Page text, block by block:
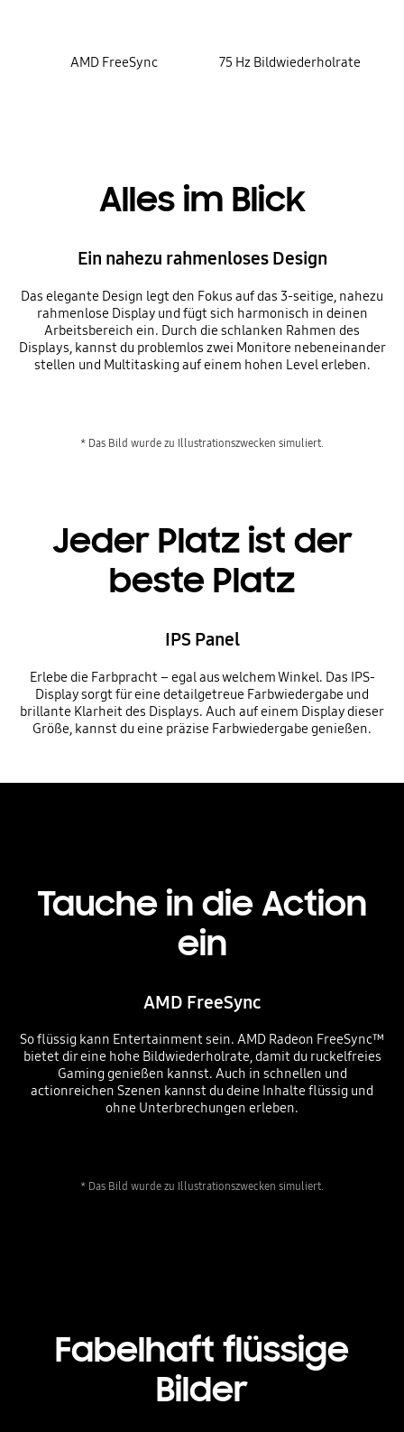
AMD FreeSync 75 Hz Bildwiederholrate
Alles im Blick
Ein nahezu rahmenloses Design
Das elegante Design legt den Fokus auf das 3-seitige, nahezu
rahmenlose Display und fügt sich harmonisch in deinen
Arbeitsbereich ein. Durch die schlanken Rahmen des
Displays, kannst du problemlos zwei Monitore nebeneinander
stellen und Multitasking auf einem hohen Level erleben.
* Das Bild wurde zu Illustrationszwecken simuliert.
Jeder Platz ist der
beste Platz
IPS Panel
Erlebe die Farbpracht – egal aus welchem Winkel. Das IPS-
Display sorgt für eine detailgetreue Farbwiedergabe und
brillante Klarheit des Displays. Auch auf einem Display dieser
Größe, kannst du eine präzise Farbwiedergabe genießen.
Tauche in die Action
ein
AMD FreeSync
So flüssig kann Entertainment sein. AMD Radeon FreeSync™
bietet dir eine hohe Bildwiederholrate, damit du ruckelfreies
Gaming genießen kannst. Auch in schnellen und
actionreichen Szenen kannst du deine Inhalte flüssig und
ohne Unterbrechungen erleben.
* Das Bild wurde zu Illustrationszwecken simuliert.
Fabelhaft flüssige
Bilder